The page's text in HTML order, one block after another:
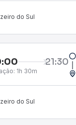
do Sul
21:30
1h 30m
do Sul